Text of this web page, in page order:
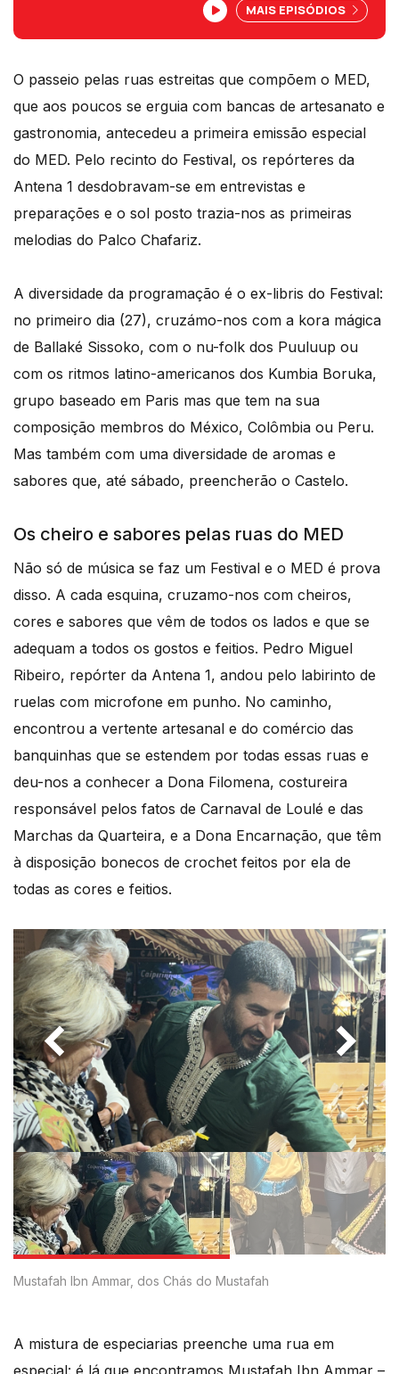
cores, sabores e cheiros.MAIS EPISÓDIOS
O passeio pelas ruas estreitas que compõem o MED,
que aos poucos se erguia com bancas de artesanato e
gastronomia, antecedeu a primeira emissão especial
do MED. Pelo recinto do Festival, os repórteres da
Antena 1 desdobravam-se em entrevistas e
preparações e o sol posto trazia-nos as primeiras
melodias do Palco Chafariz.
A diversidade da programação é o ex-libris do Festival:
no primeiro dia (27), cruzámo-nos com a kora mágica
de Ballaké Sissoko, com o nu-folk dos Puuluup ou
com os ritmos latino-americanos dos Kumbia Boruka,
grupo baseado em Paris mas que tem na sua
composição membros do México, Colômbia ou Peru.
Mas também com uma diversidade de aromas e
sabores que, até sábado, preencherão o Castelo.
Os cheiro e sabores pelas ruas do MED
Não só de música se faz um Festival e o MED é prova
disso. A cada esquina, cruzamo-nos com cheiros,
cores e sabores que vêm de todos os lados e que se
adequam a todos os gostos e feitios. Pedro Miguel
Ribeiro, repórter da Antena 1, andou pelo labirinto de
ruelas com microfone em punho. No caminho,
encontrou a vertente artesanal e do comércio das
banquinhas que se estendem por todas essas ruas e
deu-nos a conhecer a Dona Filomena, costureira
responsável pelos fatos de Carnaval de Loulé e das
Marchas da Quarteira, e a Dona Encarnação, que têm
à disposição bonecos de crochet feitos por ela de
todas as cores e feitios.
Mustafah Ibn Ammar, dos Chás do Mustafah
A mistura de especiarias preenche uma rua em